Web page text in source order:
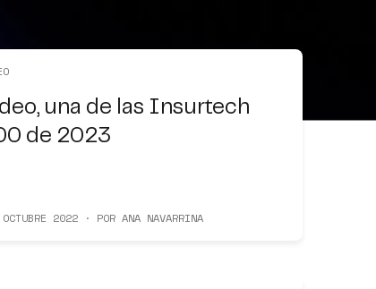
una de las Insurtech
de 2023
2022 · POR ANA NAVARRINA